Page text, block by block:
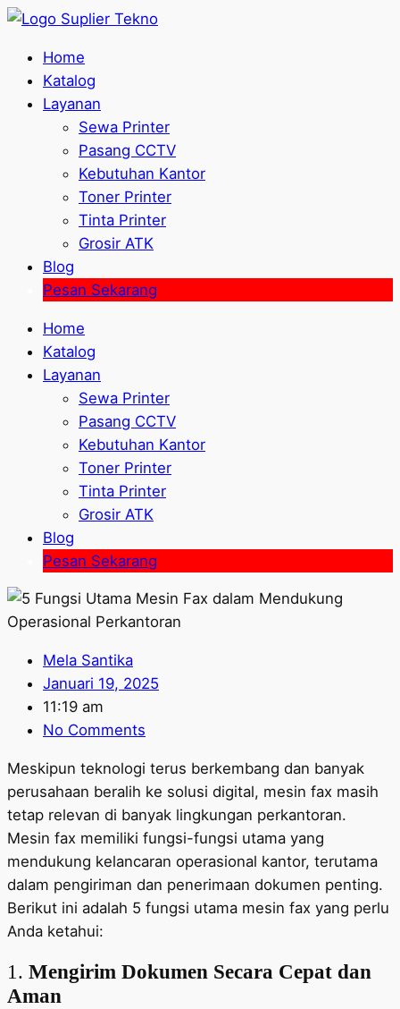
Home
Katalog
Layanan
Sewa Printer
Pasang CCTV
Kebutuhan Kantor
Toner Printer
Tinta Printer
Grosir ATK
Blog
Pesan Sekarang
Home
Katalog
Layanan
Sewa Printer
Pasang CCTV
Kebutuhan Kantor
Toner Printer
Tinta Printer
Grosir ATK
Blog
Pesan Sekarang
Mela Santika
Januari 19, 2025
11:19 am
No Comments
Meskipun teknologi terus berkembang dan banyak
perusahaan beralih ke solusi digital, mesin fax masih
tetap relevan di banyak lingkungan perkantoran.
Mesin fax memiliki fungsi-fungsi utama yang
mendukung kelancaran operasional kantor, terutama
dalam pengiriman dan penerimaan dokumen penting.
Berikut ini adalah 5 fungsi utama mesin fax yang perlu
Anda ketahui:
1. Mengirim Dokumen Secara Cepat dan
Aman